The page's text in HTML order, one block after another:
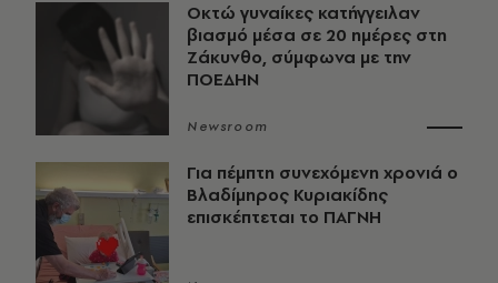
Οκτώ γυναίκες κατήγγειλαν
βιασμό μέσα σε 20 ημέρες στη
Ζάκυνθο, σύμφωνα με την
ΠΟΕΔΗΝ
Newsroom
Για πέμπτη συνεχόμενη χρονιά ο
Βλαδίμηρος Κυριακίδης
επισκέπτεται το ΠΑΓΝΗ